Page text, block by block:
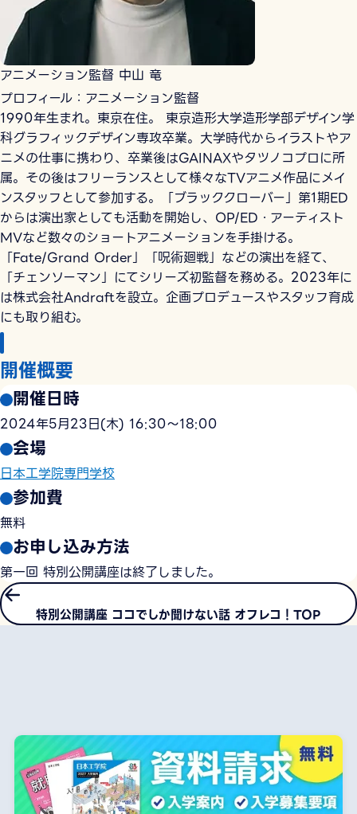
アニメーション監督 中山 竜
プロフィール：アニメーション監督
1990年生まれ。東京在住。 東京造形大学造形学部デザイン学
科グラフィックデザイン専攻卒業。大学時代からイラストやア
ニメの仕事に携わり、卒業後はGAINAXやタツノコプロに所
属。その後はフリーランスとして様々なTVアニメ作品にメイ
ンスタッフとして参加する。「ブラッククローバー」第1期ED
からは演出家としても活動を開始し、OP/ED・アーティスト
MVなど数々のショートアニメーションを手掛ける。
「Fate/Grand Order」「呪術廻戦」などの演出を経て、
「チェンソーマン」にてシリーズ初監督を務める。2023年に
は株式会社Andraftを設立。企画プロデュースやスタッフ育成
にも取り組む。
開催概要
開催日時
2024年5月23日(木) 16:30〜18:00
会場
日本工学院専門学校
参加費
無料
お申し込み方法
第一回 特別公開講座は終了しました。
特別公開講座 ココでしか聞けない話 オフレコ！TOP